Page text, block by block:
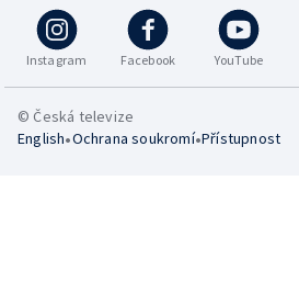
Instagram Facebook YouTube
© Česká televize
English•Ochrana soukromí•Přístupnost